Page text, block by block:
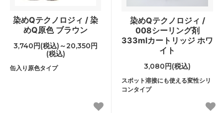
染めQテクノロジィ / 染
めQ原色 ブラウン
3,740円(税込)～20,350円
(税込)
缶入り原色タイプ
染めQテクノロジィ /
008シーリング剤
333mlカートリッジ ホワ
イト
3,080円(税込)
スポット溶接にも使える変性シリ
コンタイプ